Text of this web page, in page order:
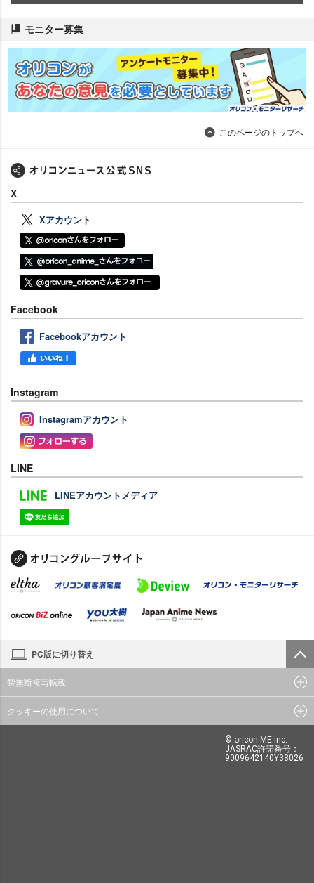
モニター募集
このページのトップへ
X
Xアカウント
Facebook
Facebookアカウント
Instagram
Instagramアカウント
LINE
LINEアカウントメディア
PC版に切り替え
禁無断複写転載
クッキーの使用について
© oricon ME inc.
JASRAC許諾番号：
9009642140Y38026